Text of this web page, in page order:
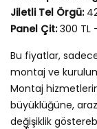
Jiletli Tel Örgü:
Panel Çit:300 TL
Bu fiyatlar,
montaj ve
Montaj
büyüklüğüne,
değişiklik